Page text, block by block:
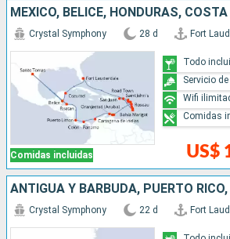
Comidas incluidas
Crystal Symphony 28 d Fort
US$
Todo
Servicio
Wifi
Comidas
Crystal Symphony 22 d Fort